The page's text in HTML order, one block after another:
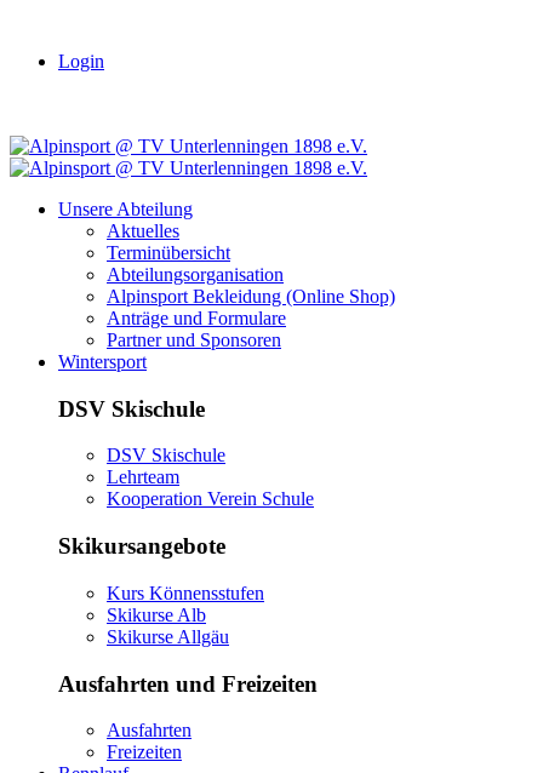
Login
Unsere Abteilung
Aktuelles
Terminübersicht
Abteilungsorganisation
Alpinsport Bekleidung (Online Shop)
Anträge und Formulare
Partner und Sponsoren
Wintersport
DSV Skischule
DSV Skischule
Lehrteam
Kooperation Verein Schule
Skikursangebote
Kurs Könnensstufen
Skikurse Alb
Skikurse Allgäu
Ausfahrten und Freizeiten
Ausfahrten
Freizeiten